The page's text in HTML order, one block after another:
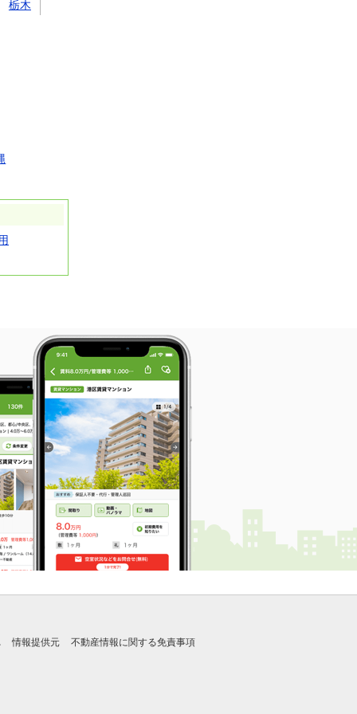
栃木
情報提供元 不動産情報に関する免責事項